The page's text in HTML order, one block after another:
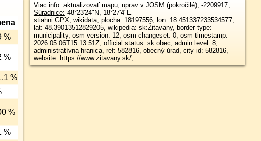
%
%
%
%
%
Viac info: aktualizovať mapu, uprav v JOSM (pokročilé), -2209917,
Súradnice: 48°23'24"N, 18°27'4"E
stiahni GPX wikidata, plocha: 18197556, lon: 18.451337233534577,
lat: 48.39013512829205, wikipedia: sk:Žitavany, border type:
municipality, osm version: 12, osm changeset: 0, osm timestamp:
2026 05 06T15:13:51Z, official status: sk:obec, admin level: 8,
administratívna hranica, ref: 582816, obecný úrad, city id: 582816,
website: https://www.zitavany.sk/,